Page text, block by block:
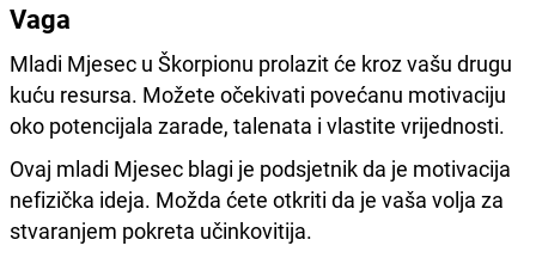
Vaga
Mladi Mjesec u Škorpionu prolazit će kroz vašu drugu
kuću resursa. Možete očekivati povećanu motivaciju
oko potencijala zarade, talenata i vlastite vrijednosti.
Ovaj mladi Mjesec blagi je podsjetnik da je motivacija
nefizička ideja. Možda ćete otkriti da je vaša volja za
stvaranjem pokreta učinkovitija.